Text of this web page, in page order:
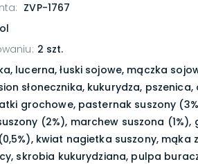
ZVP-1767
: 2 szt.
lucerna, łuski sojowe, mączka
słonecznika, kukurydza, pszenica,
grochowe, pasternak suszony
(2%), marchew suszona (1%),
kwiat nagietka suszony, mąka z
skrobia kukurydziana, pulpa